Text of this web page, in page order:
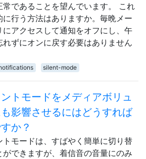
常であることを望んでいます。 これ
に行う方法はありますか。毎晩メー
にアクセスして通知をオフにし、午
れずにオンに戻す必要はありません
silent-mode
トモードをメディアボリュ
影響させるにはどうすれば
か？
トモードは、すばやく簡単に切り替
ができますが、着信音の音量にのみ